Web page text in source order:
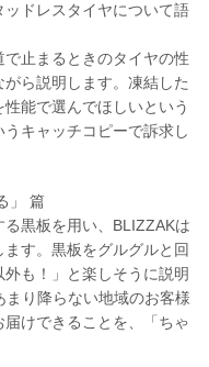
ドレスタイヤについて語
止まるときのタイヤの性
ら説明します。凍結した
能で選んでほしいという
キャッチコピーで訴求し
」 篇
黒板を用い、BLIZZAKは
す。黒板をグルグルと回
も！」と楽しそうに説明
り降らない地域のお客様
けできることを、「ちゃ